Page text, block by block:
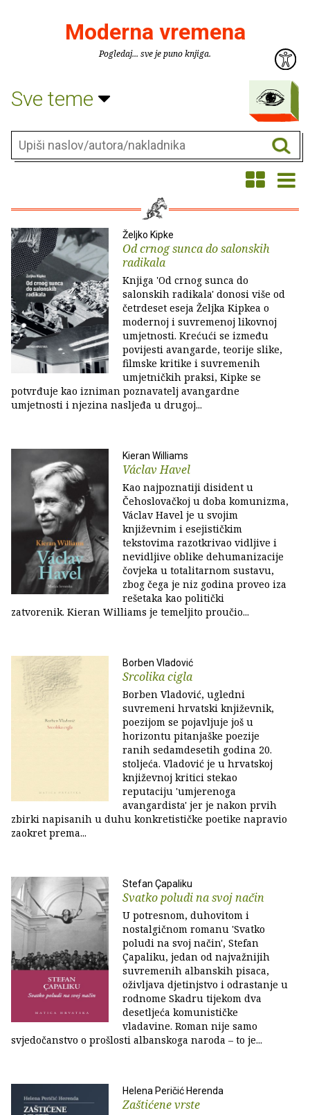
Moderna vremena
Pogledaj... sve je puno knjiga.
Sve teme
Željko Kipke
Od crnog sunca do salonskih
radikala
Knjiga 'Od crnog sunca do
salonskih radikala' donosi više od
četrdeset eseja Željka Kipkea o
modernoj i suvremenoj likovnoj
umjetnosti. Krećući se između
povijesti avangarde, teorije slike,
filmske kritike i suvremenih
umjetničkih praksi, Kipke se
potvrđuje kao izniman poznavatelj avangardne
umjetnosti i njezina nasljeđa u drugoj...
Kieran Williams
Václav Havel
Kao najpoznatiji disident u
Čehoslovačkoj u doba komunizma,
Václav Havel je u svojim
književnim i esejističkim
tekstovima razotkrivao vidljive i
nevidljive oblike dehumanizacije
čovjeka u totalitarnom sustavu,
zbog čega je niz godina proveo iza
rešetaka kao politički
zatvorenik. Kieran Williams je temeljito proučio...
Borben Vladović
Srcolika cigla
Borben Vladović, ugledni
suvremeni hrvatski književnik,
poezijom se pojavljuje još u
horizontu pitanjaške poezije
ranih sedamdesetih godina 20.
stoljeća. Vladović je u hrvatskoj
književnoj kritici stekao
reputaciju 'umjerenoga
avangardista' jer je nakon prvih
zbirki napisanih u duhu konkretističke poetike napravio
zaokret prema...
Stefan Çapaliku
Svatko poludi na svoj način
U potresnom, duhovitom i
nostalgičnom romanu 'Svatko
poludi na svoj način', Stefan
Çapaliku, jedan od najvažnijih
suvremenih albanskih pisaca,
oživljava djetinjstvo i odrastanje u
rodnome Skadru tijekom dva
desetljeća komunističke
vladavine. Roman nije samo
svjedočanstvo o prošlosti albanskoga naroda – to je...
Helena Peričić Herenda
Zaštićene vrste